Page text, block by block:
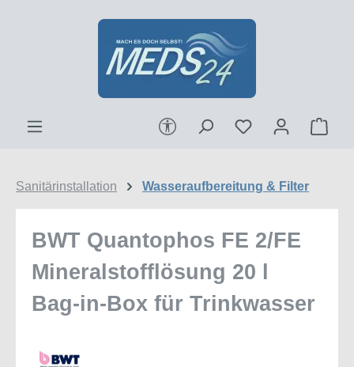
Zum Hauptinhalt springen
Werkzeugleiste anzeigen
Sanitärinstallation Wasseraufbereitung & Filter
BWT Quantophos FE 2/FE
Mineralstofflösung 20 l
Bag-in-Box für Trinkwasser